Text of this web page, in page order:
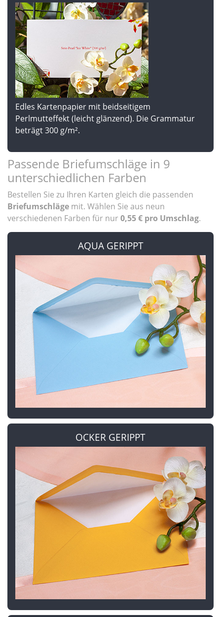
Edles Kartenpapier mit beidseitigem
Perlmutteffekt (leicht glänzend). Die Grammatur
beträgt 300 g/m².
Passende Briefumschläge in 9
unterschiedlichen Farben
Bestellen Sie zu Ihren Karten gleich die passenden
Briefumschläge mit. Wählen Sie aus neun
verschiedenen Farben für nur 0,55 € pro Umschlag.
AQUA GERIPPT
OCKER GERIPPT